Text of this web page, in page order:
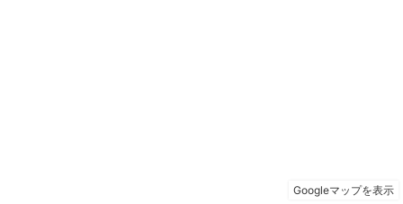
Googleマップを表示